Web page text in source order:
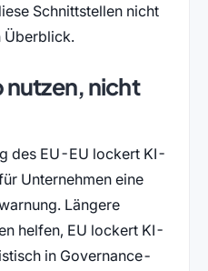
Schnittstellen nicht
Überblick.
nutzen, nicht
des EU-EU lockert KI-
Unternehmen eine
Längere
helfen, EU lockert KI-
in Governance-